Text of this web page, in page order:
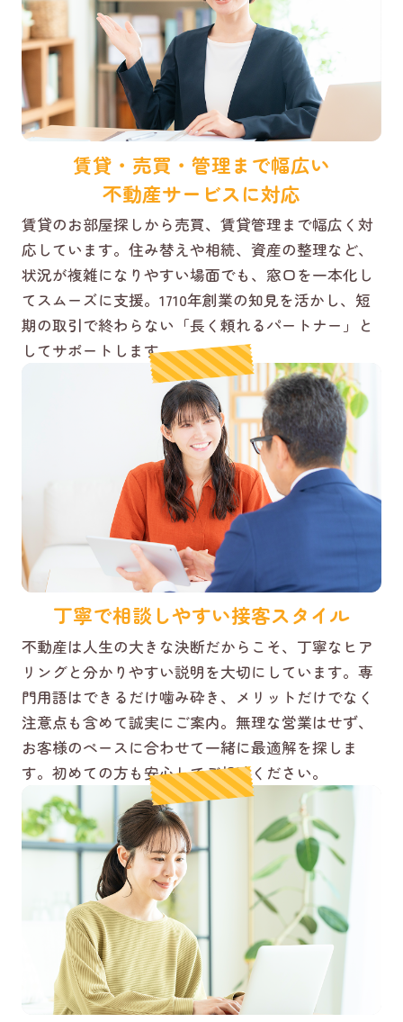
賃貸・売買・管理まで幅広い
不動産サービスに対応
賃貸のお部屋探しから売買、賃貸管理まで幅広く対
応しています。住み替えや相続、資産の整理など、
状況が複雑になりやすい場面でも、窓口を一本化し
てスムーズに支援。1710年創業の知見を活かし、短
期の取引で終わらない「長く頼れるパートナー」と
してサポートします。
丁寧で相談しやすい接客スタイル
不動産は人生の大きな決断だからこそ、丁寧なヒア
リングと分かりやすい説明を大切にしています。専
門用語はできるだけ噛み砕き、メリットだけでなく
注意点も含めて誠実にご案内。無理な営業はせず、
お客様のペースに合わせて一緒に最適解を探しま
す。初めての方も安心してご相談ください。